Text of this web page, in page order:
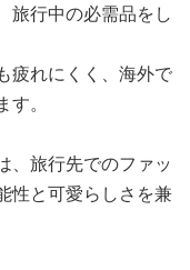
旅行中の必需品をし
疲れにくく、海外で
。
、旅行先でのファッ
性と可愛らしさを兼